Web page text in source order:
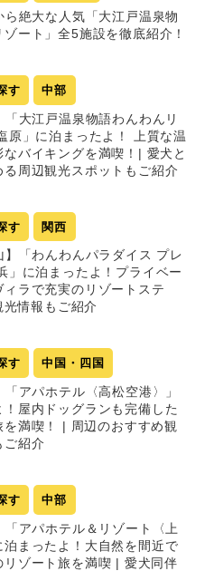
ら絶大な人気「大江戸温泉物
ート」全5施設を徹底紹介！
す 中部
「大江戸温泉物語わんわんリ
原」に泊まったよ！ 上質な温
なバイキングを満喫！| 愛犬と
る周辺観光スポットもご紹介
す 関西
】「わんわんパラダイス プレ
」に泊まったよ！プライベー
ィラで充実のリゾートステ
情報もご紹介
す 中国・四国
「アパホテル〈高松空港〉」
！屋内ドッグランも完備した
を満喫！ | 周辺のおすすめ観
ご紹介
す 中部
「アパホテル＆リゾート〈上
泊まったよ！大自然を間近で
リゾート旅を満喫 | 愛犬同伴